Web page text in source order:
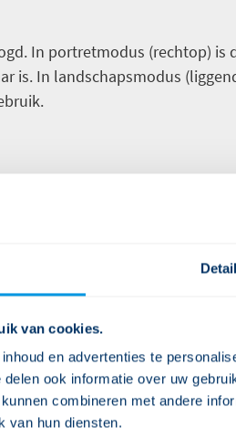
van cookies.
en advertenties te
ook informatie over uw
combineren met andere
van hun diensten.
In portretmodus (rechtop) is
is. In landschapsmodus
0
ANTWOORDEN